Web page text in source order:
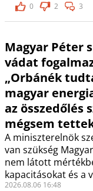
0
2 3
Magyar Péter
vádat
„Orbánék
magyar
az összedőlés
mégsem
A miniszterelnök
van szükség
nem látott
kapacitásokat és a
2026.08.06 16:48